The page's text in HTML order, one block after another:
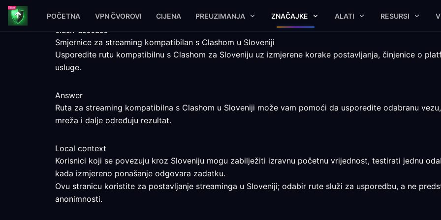
POČETNA VPN ČVOROVI CIJENA PREUZIMANJA ZNAČAJKE ALATI RESURSI
clash-usecase
Smjernice za streaming kompatibilan s Clashom u Sloveniji
Usporedite rutu kompatibilnu s Clashom za Sloveniju uz izmjerene korake postavljanja, činjenice o
usluge.
Answer
Ruta za streaming kompatibilna s Clashom u Sloveniji može vam pomoći da usporedite odabranu
mreža i dalje određuju rezultat.
Local context
Korisnici koji se povezuju kroz Sloveniju mogu zabilježiti izravnu početnu vrijednost, testirati jednu
kada izmjereno ponašanje odgovara zadatku.
Ovu stranicu koristite za postavljanje streaminga u Sloveniji; odabir rute služi za usporedbu, a ne
anonimnosti.